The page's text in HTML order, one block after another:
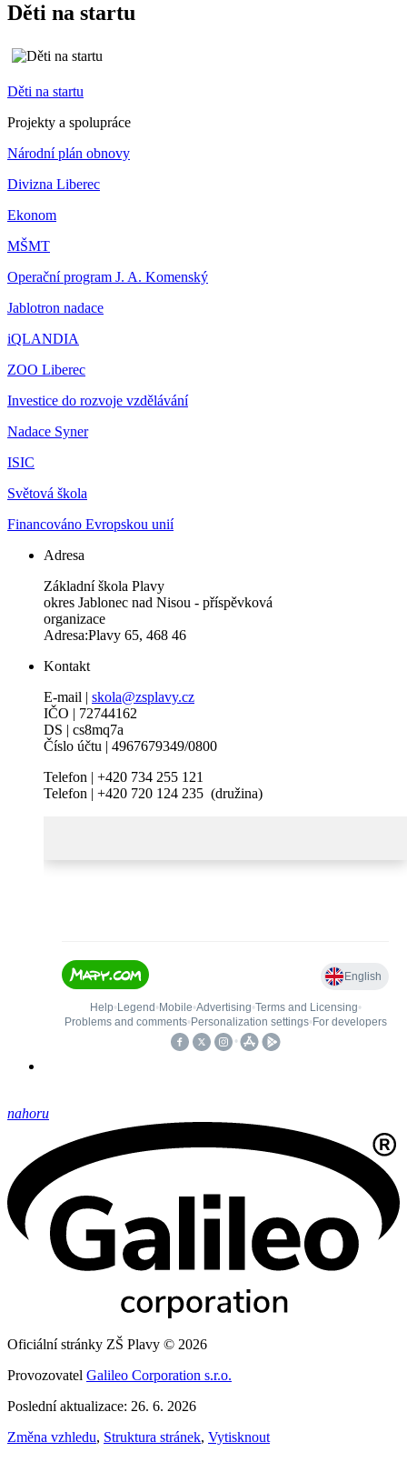
Děti na startu
Děti na startu
Projekty a spolupráce
Národní plán obnovy
Divizna Liberec
Ekonom
MŠMT
Operační program J. A. Komenský
Jablotron nadace
iQLANDIA
ZOO Liberec
Investice do rozvoje vzdělávání
Nadace Syner
ISIC
Světová škola
Financováno Evropskou unií
Adresa
Základní škola Plavy
okres Jablonec nad Nisou - příspěvková
organizace
Adresa:Plavy 65, 468 46
Kontakt
E-mail | skola@zsplavy.cz
IČO | 72744162
DS | cs8mq7a
Číslo účtu | 4967679349/0800
Telefon | +420 734 255 121
Telefon | +420 720 124 235 (družina)
nahoru
Oficiální stránky ZŠ Plavy © 2026
Provozovatel Galileo Corporation s.r.o.
Poslední aktualizace: 26. 6. 2026
Změna vzhledu, Struktura stránek, Vytisknout